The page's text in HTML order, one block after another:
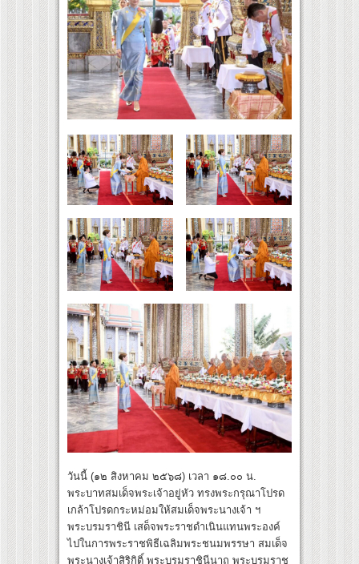
วันนี้ (๑๒ สิงหาคม ๒๕๖๘) เวลา ๑๘.๐๐ น.
พระบาทสมเด็จพระเจ้าอยู่หัว ทรงพระกรุณาโปรด
เกล้าโปรดกระหม่อมให้สมเด็จพระนางเจ้า ฯ
พระบรมราชินี เสด็จพระราชดำเนินแทนพระองค์
ไปในการพระราชพิธีเฉลิมพระชนมพรรษา สมเด็จ
พระนางเจ้าสิริกิติ์ พระบรมราชินีนาถ พระบรมราช